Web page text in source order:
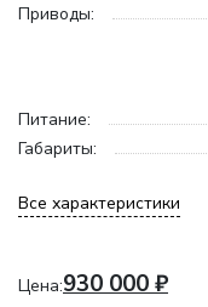
Приводы:
Питание:
Габариты:
Все характеристики
Цена:930 000₽